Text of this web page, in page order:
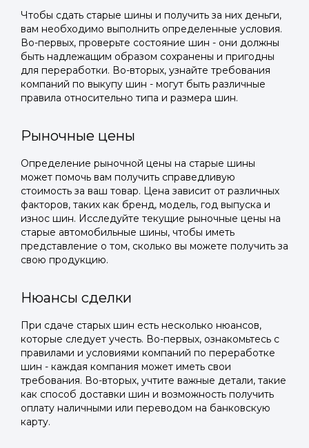
Чтобы сдать старые шины и получить за них деньги,
вам необходимо выполнить определенные условия.
Во-первых, проверьте состояние шин - они должны
быть надлежащим образом сохранены и пригодны
для переработки. Во-вторых, узнайте требования
компаний по выкупу шин - могут быть различные
правила относительно типа и размера шин.
Рыночные цены
Определение рыночной цены на старые шины
может помочь вам получить справедливую
стоимость за ваш товар. Цена зависит от различных
факторов, таких как бренд, модель, год выпуска и
износ шин. Исследуйте текущие рыночные цены на
старые автомобильные шины, чтобы иметь
представление о том, сколько вы можете получить за
свою продукцию.
Нюансы сделки
При сдаче старых шин есть несколько нюансов,
которые следует учесть. Во-первых, ознакомьтесь с
правилами и условиями компаний по переработке
шин - каждая компания может иметь свои
требования. Во-вторых, учтите важные детали, такие
как способ доставки шин и возможность получить
оплату наличными или переводом на банковскую
карту.